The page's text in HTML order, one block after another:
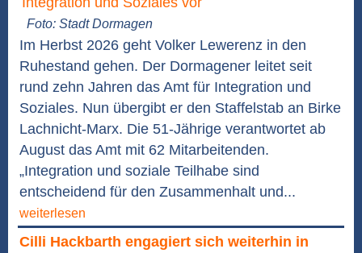
Foto: Stadt Dormagen
Im Herbst 2026 geht Volker Lewerenz in den
Ruhestand gehen. Der Dormagener leitet seit
rund zehn Jahren das Amt für Integration und
Soziales. Nun übergibt er den Staffelstab an Birke
Lachnicht-Marx. Die 51-Jährige verantwortet ab
August das Amt mit 62 Mitarbeitenden.
„Integration und soziale Teilhabe sind
entscheidend für den Zusammenhalt und...
weiterlesen
Cilli Hackbarth engagiert sich weiterhin in